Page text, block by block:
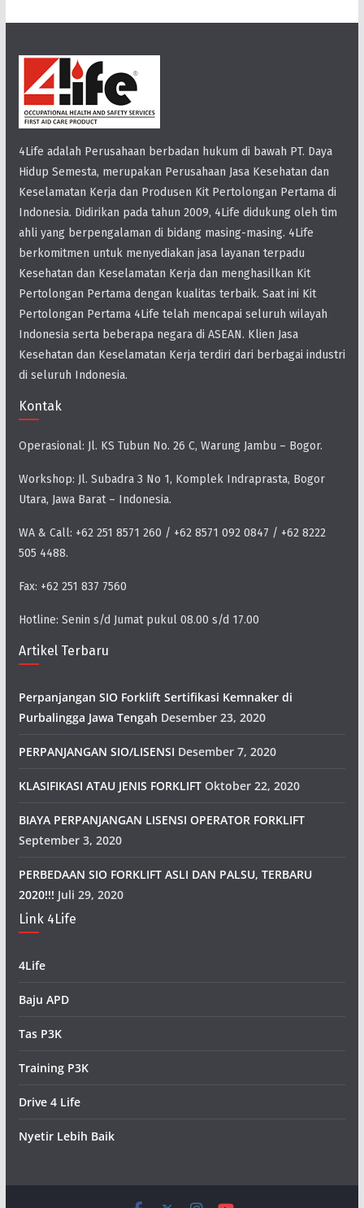
4Life adalah Perusahaan berbadan hukum di bawah PT. Daya
Hidup Semesta, merupakan Perusahaan Jasa Kesehatan dan
Keselamatan Kerja dan Produsen Kit Pertolongan Pertama di
Indonesia. Didirikan pada tahun 2009, 4Life didukung oleh tim
ahli yang berpengalaman di bidang masing-masing. 4Life
berkomitmen untuk menyediakan jasa layanan terpadu
Kesehatan dan Keselamatan Kerja dan menghasilkan Kit
Pertolongan Pertama dengan kualitas terbaik. Saat ini Kit
Pertolongan Pertama 4Life telah mencapai seluruh wilayah
Indonesia serta beberapa negara di ASEAN. Klien Jasa
Kesehatan dan Keselamatan Kerja terdiri dari berbagai industri
di seluruh Indonesia.
Kontak
Operasional: Jl. KS Tubun No. 26 C, Warung Jambu – Bogor.
Workshop: Jl. Subadra 3 No 1, Komplek Indraprasta, Bogor
Utara, Jawa Barat – Indonesia.
WA & Call: +62 251 8571 260 / +62 8571 092 0847 / +62 8222
505 4488.
Fax: +62 251 837 7560
Hotline: Senin s/d Jumat pukul 08.00 s/d 17.00
Artikel Terbaru
Perpanjangan SIO Forklift Sertifikasi Kemnaker di
Purbalingga Jawa Tengah Desember 23, 2020
PERPANJANGAN SIO/LISENSI Desember 7, 2020
KLASIFIKASI ATAU JENIS FORKLIFT Oktober 22, 2020
BIAYA PERPANJANGAN LISENSI OPERATOR FORKLIFT
September 3, 2020
PERBEDAAN SIO FORKLIFT ASLI DAN PALSU, TERBARU
2020!!! Juli 29, 2020
Link 4Life
4Life
Baju APD
Tas P3K
Training P3K
Drive 4 Life
Nyetir Lebih Baik